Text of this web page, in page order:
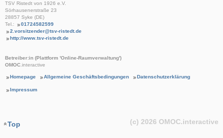
TSV Ristedt von 1926 e.V.
Sörhausenerstraße 23
28857 Syke (DE)
Tel.:
01724582599
2.vorsitzender@tsv-ristedt.de
http://www.tsv-ristedt.de
Betreiber:in (Plattform 'Online-Raumverwaltung')
OMOC.interactive
Homepage Allgemeine Geschäftsbedingungen Datenschutzerklärung
Impressum
Top (c) 2026 OMOC.interactive